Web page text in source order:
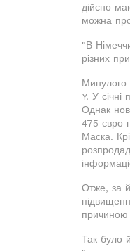
дійсно
можна
"В
різних
Минулого
Y. У
Однак
475 євро
Маска.
Отже, за
причиною
Так було